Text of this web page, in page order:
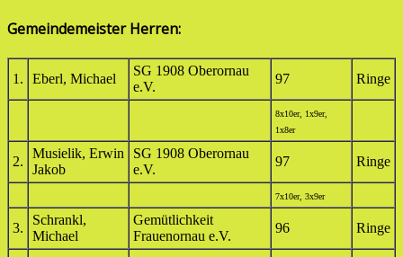
Gemeindemeister Herren:
1. Eberl, Michael
SG 1908 Oberornau
e.V.
97 Ringe
8x10er, 1x9er,
1x8er
2.
Musielik, Erwin
Jakob
SG 1908 Oberornau
e.V.
97 Ringe
7x10er, 3x9er
3.
Schrankl,
Michael
Gemütlichkeit
Frauenornau e.V.
96 Ringe